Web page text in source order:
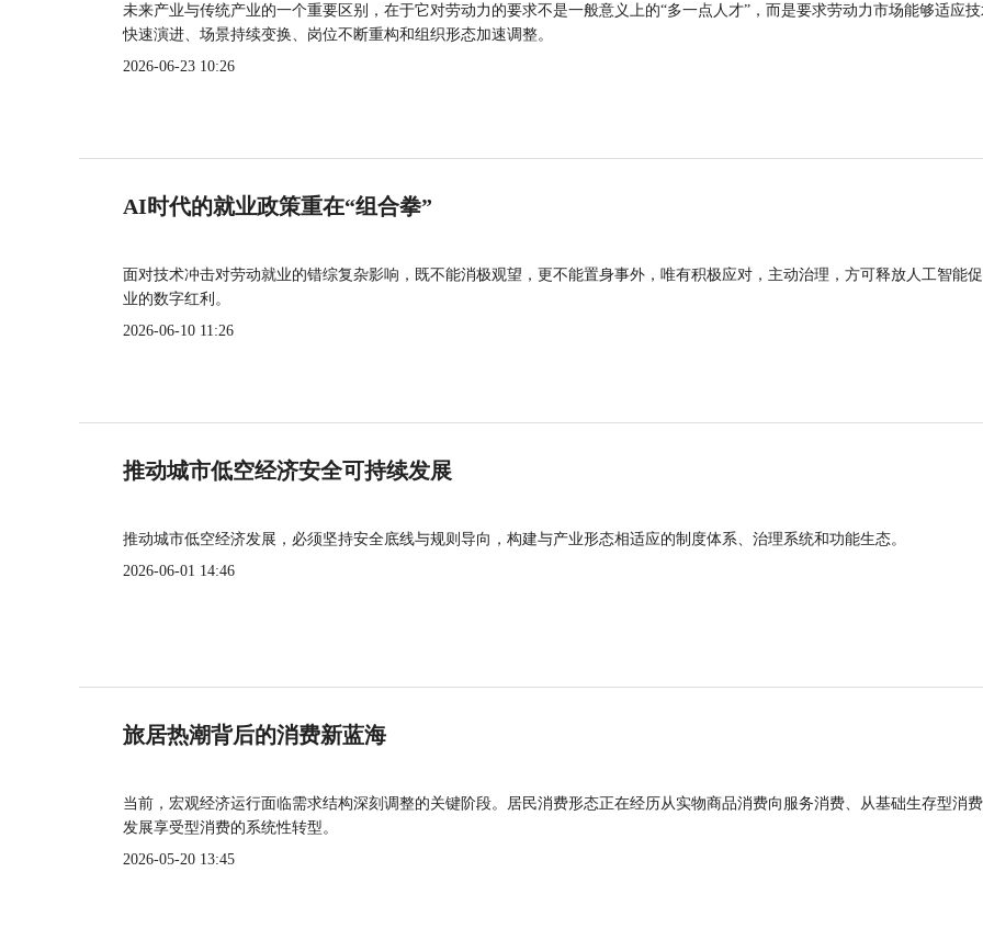
未来产业与传统产业的一个重要区别，在于它对劳动力的要求不是一般意义上的“多一点人才”，而是要求劳动力市场能够适应
快速演进、场景持续变换、岗位不断重构和组织形态加速调整。
2026-06-23 10:26
AI时代的就业政策重在“组合拳”
面对技术冲击对劳动就业的错综复杂影响，既不能消极观望，更不能置身事外，唯有积极应对，主动治理，方可释放人工智能
业的数字红利。
2026-06-10 11:26
推动城市低空经济安全可持续发展
推动城市低空经济发展，必须坚持安全底线与规则导向，构建与产业形态相适应的制度体系、治理系统和功能生态。
2026-06-01 14:46
旅居热潮背后的消费新蓝海
当前，宏观经济运行面临需求结构深刻调整的关键阶段。居民消费形态正在经历从实物商品消费向服务消费、从基础生存型消
发展享受型消费的系统性转型。
2026-05-20 13:45